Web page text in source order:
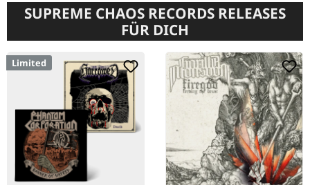
SUPREME CHAOS RECORDS RELEASES
FÜR DICH
Limited